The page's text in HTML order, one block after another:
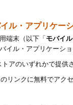
ル・アプリケー
端末（以下「モバイ
イル・アプリケーシ
アのいずれかで提供
リンクに無料でアク